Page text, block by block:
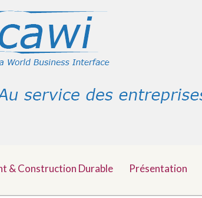
& Construction Durable Présentation